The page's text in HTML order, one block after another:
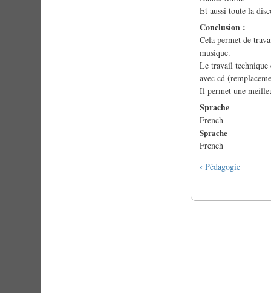
Et aussi toute la
Conclusion :
Cela permet de
musique.
Le travail technique
avec cd
Il permet une
Sprache
French
Sprache
French
Links
das
Blättern
‹ Pédagogie